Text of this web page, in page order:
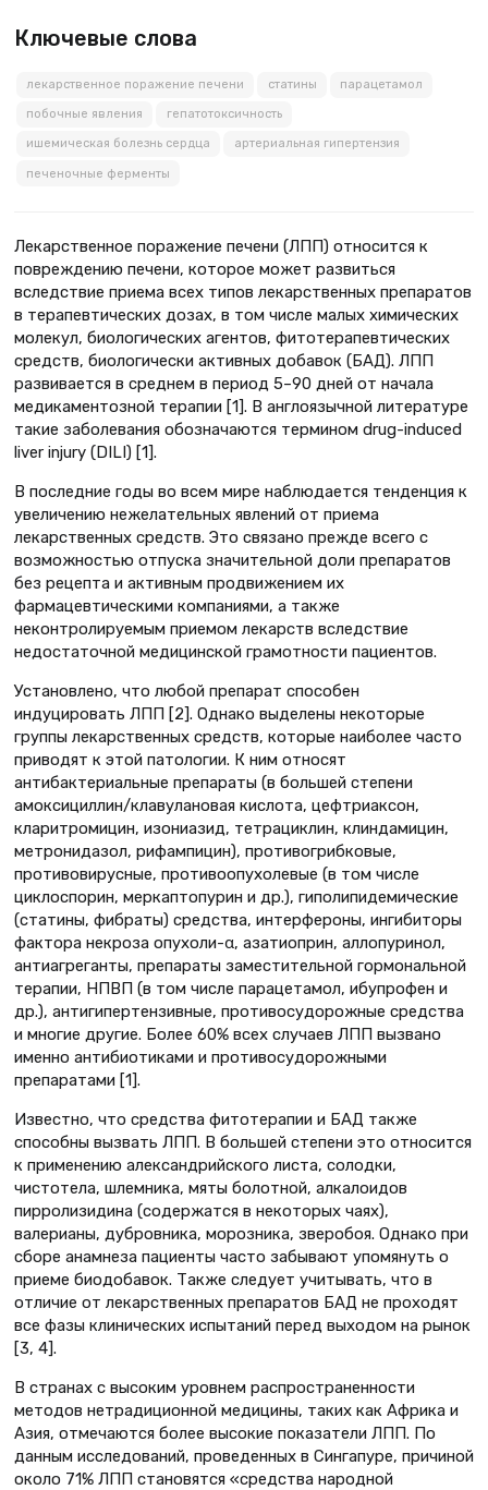
Ключевые слова
лекарственное поражение печени статины парацетамол
побочные явления гепатотоксичность
ишемическая болезнь сердца артериальная гипертензия
печеночные ферменты
Лекарственное поражение печени (ЛПП) относится к
повреждению печени, которое может развиться
вследствие приема всех типов лекарственных препаратов
в терапевтических дозах, в том числе малых химических
молекул, биологических агентов, фитотерапевтических
средств, биологически активных добавок (БАД). ЛПП
развивается в среднем в период 5–90 дней от начала
медикаментозной терапии [1]. В англоязычной литературе
такие заболевания обозначаются термином drug-induced
liver injury (DILI) [1].
В последние годы во всем мире наблюдается тенденция к
увеличению нежелательных явлений от приема
лекарственных средств. Это связано прежде всего с
возможностью отпуска значительной доли препаратов
без рецепта и активным продвижением их
фармацевтическими компаниями, а также
неконтролируемым приемом лекарств вследствие
недостаточной медицинской грамотности пациентов.
Установлено, что любой препарат способен
индуцировать ЛПП [2]. Однако выделены некоторые
группы лекарственных средств, которые наиболее часто
приводят к этой патологии. К ним относят
антибактериальные препараты (в большей степени
амоксициллин/клавулановая кислота, цефтриаксон,
кларитромицин, изониазид, тетрациклин, клиндамицин,
метронидазол, рифампицин), противогрибковые,
противовирусные, противоопухолевые (в том числе
циклоспорин, меркаптопурин и др.), гиполипидемические
(статины, фибраты) средства, интерфероны, ингибиторы
фактора некроза опухоли-α, азатиоприн, аллопуринол,
антиагреганты, препараты заместительной гормональной
терапии, НПВП (в том числе парацетамол, ибупрофен и
др.), антигипертензивные, противосудорожные средства
и многие другие. Более 60% всех случаев ЛПП вызвано
именно антибиотиками и противосудорожными
препаратами [1].
Известно, что средства фитотерапии и БАД также
способны вызвать ЛПП. В большей степени это относится
к применению александрийского листа, солодки,
чистотела, шлемника, мяты болотной, алкалоидов
пирролизидина (содержатся в некоторых чаях),
валерианы, дубровника, морозника, зверобоя. Однако при
сборе анамнеза пациенты часто забывают упомянуть о
приеме биодобавок. Также следует учитывать, что в
отличие от лекарственных препаратов БАД не проходят
все фазы клинических испытаний перед выходом на рынок
[3, 4].
В странах с высоким уровнем распространенности
методов нетрадиционной медицины, таких как Африка и
Азия, отмечаются более высокие показатели ЛПП. По
данным исследований, проведенных в Сингапуре, причиной
около 71% ЛПП становятся «средства народной